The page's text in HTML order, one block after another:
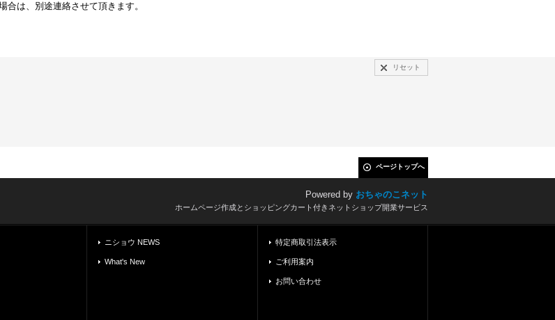
合は、別途連絡させて頂きます。
リセット
ページトップへ
Powered by おちゃのこネット
ホームページ作成とショッピングカート付きネットショップ開業サービス
ニショウ NEWS
What's New
特定商取引法表示
ご利用案内
お問い合わせ